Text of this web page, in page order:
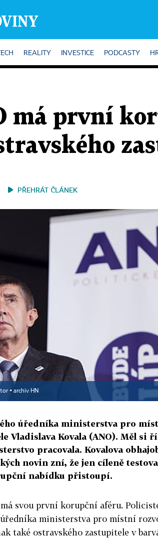
TECH REALITY INVESTICE PODCASTY
má první
PŘEHRÁT ČLÁNEK
▪ archiv HN
úředníka ministerstva pro
Vladislava Kovala (ANO). Měl si
pracovala. Kovalova
novin zní, že jen cíleně
nabídku přistoupí.
svou první korupční aféru.
ministerstva pro místní
také ostravského zastupitele v